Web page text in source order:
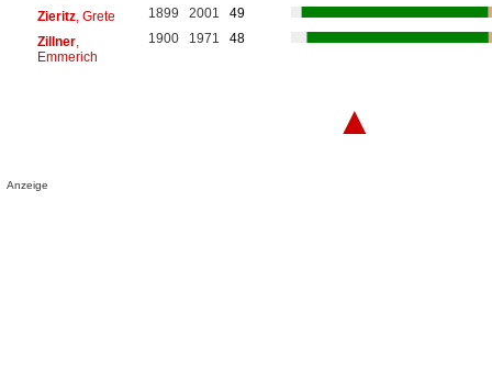
Zieritz, Grete 1899 2001
49
Zillner,
Emmerich
1900 1971 48
▲
Anzeige